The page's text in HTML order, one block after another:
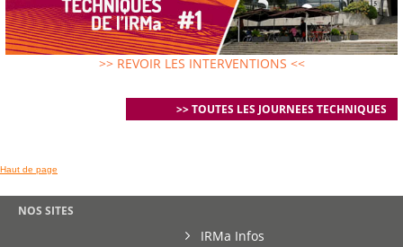
>> REVOIR LES INTERVENTIONS <<
>> TOUTES LES JOURNEES TECHNIQUES
Haut de page
NOS SITES
IRMa Infos